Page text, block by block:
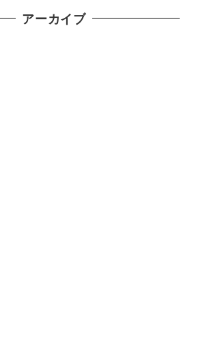
アーカイブ